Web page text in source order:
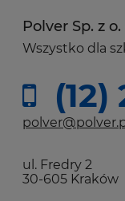
Polver Sp. z o.
Wszystko dla
(12)
ul. Fredry 2
30-605 Kraków